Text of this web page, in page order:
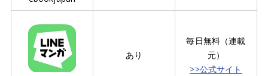
あり
毎日無料（連載
元）
>>公式サイト